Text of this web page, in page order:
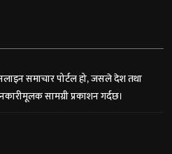
समाचार पोर्टल हो, जसले देश तथा
सामग्री प्रकाशन गर्दछ।